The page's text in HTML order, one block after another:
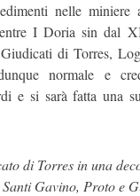
nelle
I Doria sin dal
di Torres,
normale e
e si sarà fatta una
di Torres in una
Gavino, Proto e